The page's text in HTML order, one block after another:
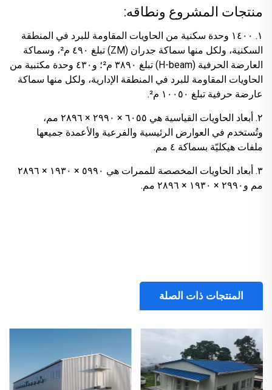
منتجات المشروع ونطاقه:
١. ١٤٠٠ وحدة سكنية من الحاويات المقاومة للبرد في المنطقة
السكنية، ولكل منها سماكة جدران (ZM) تبلغ ٤٩٠ م²، وسماكة
العارضة الحرفية (H-beam) تبلغ ٣٨٩٠ م²؛ و٤٣٠ وحدة مكتبية من
الحاويات المقاومة للبرد في المنطقة الإدارية، ولكل منها سماكة
عارضة حرفية تبلغ ١٠٠٥٠ م².
٢. أبعاد الحاويات القياسية هي ٦٠٥٥ × ٢٩٩٠ × ٢٨٩٦ مم،
وتُستخدم في العوارض الرئيسية والفرعية والأعمدة جميعها
ملفات هيكليّة بسماكة ٤ مم.
٣. أبعاد الحاويات المخصصة للممرات هي ٥٩٩٠ × ١٩٣٠ × ٢٨٩٦
مم و٢٩٩٠ × ١٩٣٠ × ٢٨٩٦ مم.
المنتجات ذات الصلة